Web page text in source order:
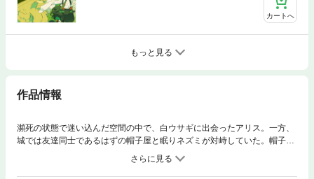
カートへ
もっと見る
作品情報
瀕死の状態で迷い込んだ空間の中で、白ウサギに出会ったアリス。一方、
城では友達同士であるはずの帽子屋と眠りネズミが対峙していた。帽子屋
の止まっている時間を動かすことが目的だと語る眠りネズミに、帽子屋は